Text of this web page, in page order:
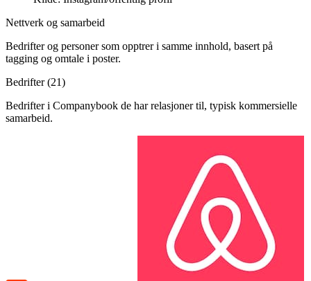
Nettverk og samarbeid
Bedrifter og personer som opptrer i samme innhold, basert på
tagging og omtale i poster.
Bedrifter (21)
Bedrifter i Companybook de har relasjoner til, typisk kommersielle
samarbeid.